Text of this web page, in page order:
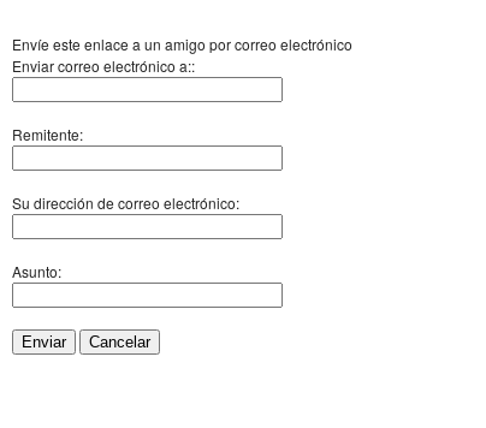
Envíe este enlace a un amigo por correo electrónico
Enviar correo electrónico a::
Remitente:
Su dirección de correo electrónico:
Asunto:
Enviar Cancelar